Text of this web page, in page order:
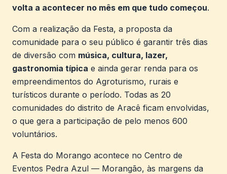
volta a acontecer no mês em que tudo começou.
Com a realização da Festa, a proposta da
comunidade para o seu público é garantir três dias
de diversão com música, cultura, lazer,
gastronomia típica e ainda gerar renda para os
empreendimentos do Agroturismo, rurais e
turísticos durante o período. Todas as 20
comunidades do distrito de Aracê ficam envolvidas,
o que gera a participação de pelo menos 600
voluntários.
A Festa do Morango acontece no Centro de
Eventos Pedra Azul — Morangão, às margens da